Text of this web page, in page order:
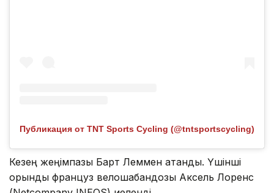
Публикация от TNT Sports Cycling (@tntsportscycling)
Кезең жеңімпазы Барт Леммен атанды. Үшінші
орынды француз велошабандозы Аксель Лоренс